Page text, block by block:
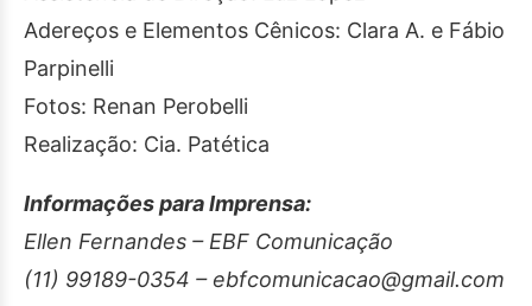
Adereços e Elementos Cênicos: Clara A. e Fábio
Parpinelli
Fotos: Renan Perobelli
Realização: Cia. Patética
Informações para Imprensa:
Ellen Fernandes – EBF Comunicação
(11) 99189-0354 – ebfcomunicacao@gmail.com